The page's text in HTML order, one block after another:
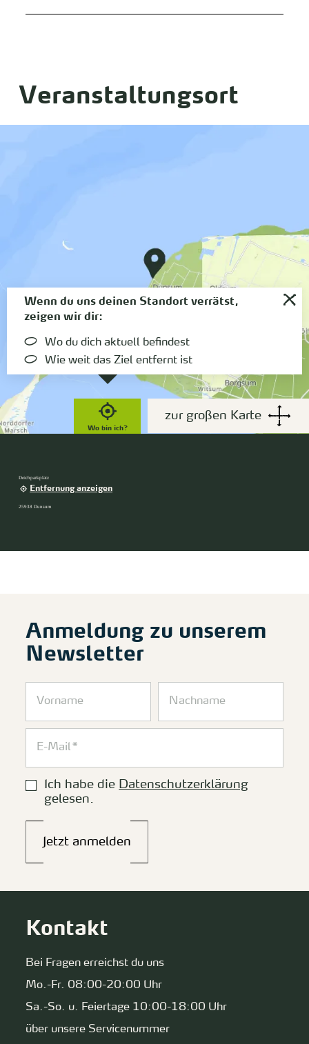
Veranstaltungsort
Wo bin ich?
Wenn du uns deinen Standort verrätst,
zeigen wir dir:
Wo du dich aktuell befindest
Wie weit das Ziel entfernt ist
zur großen Karte
Deichparkplatz
Entfernung anzeigen
25938 Dunsum
Anmeldung zu unserem
Newsletter
Ich habe die Datenschutzerklärung
gelesen.
Jetzt anmelden
Kontakt
Bei Fragen erreichst du uns
Mo.-Fr. 08:00-20:00 Uhr
Sa.-So. u. Feiertage 10:00-18:00 Uhr
über unsere Servicenummer